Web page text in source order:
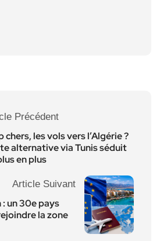
Précédent
chers, les vols vers l’Algérie ?
alternative via Tunis séduit
en plus
Article Suivant
: un 30e pays
la zone